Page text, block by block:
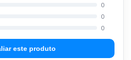
0
0
0
este produto